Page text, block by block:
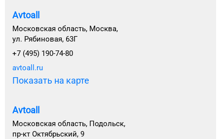
Avtoall
Московская область, Москва,
ул. Рябиновая, 63Г
+7 (495) 190-74-80
avtoall.ru
Показать на карте
Avtoall
Московская область, Подольск,
пр-кт Октябрьский, 9